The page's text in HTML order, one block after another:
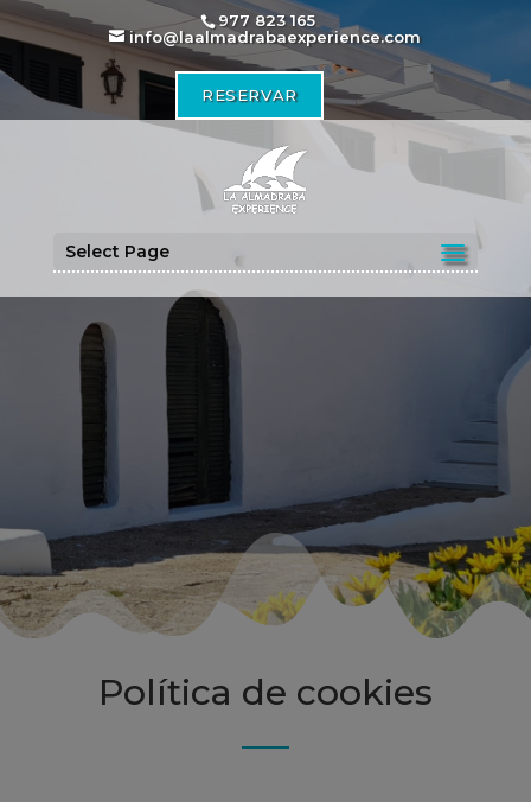
977 823 165
info@laalmadrabaexperience.com
RESERVAR
Select Page
Política de cookies